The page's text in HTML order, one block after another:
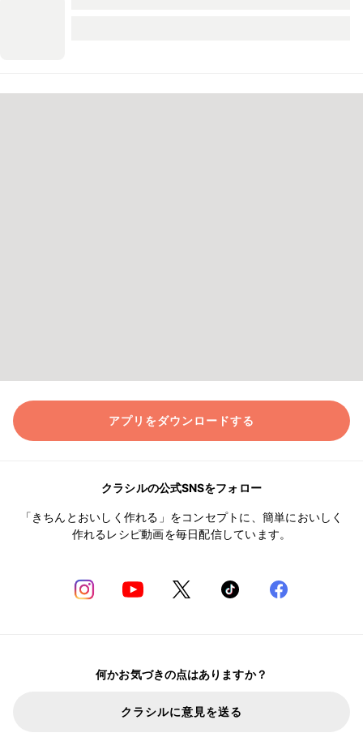
アプリをダウンロードする
クラシルの公式SNSをフォロー
「きちんとおいしく作れる」をコンセプトに、簡単においしく
作れるレシピ動画を毎日配信しています。
何かお気づきの点はありますか？
クラシルに意見を送る